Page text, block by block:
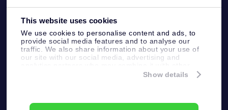
This website uses cookies
We use cookies to personalise content and ads, to
provide social media features and to analyse our
traffic. We also share information about your use of
our site with our social media, advertising and
information that you’ve provided to them or that
Show details
OSR Starsaver
星間飛行VRアプリ
返品ポリシ
星座